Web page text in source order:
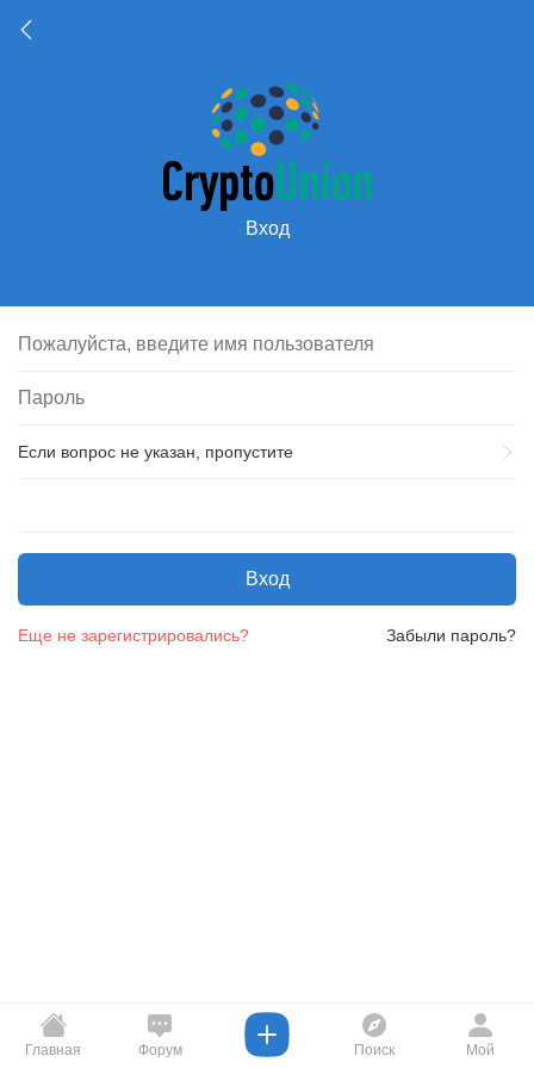
Вход
Если вопрос не указан, пропустите
Вход
Забыли пароль?
Еще не зарегистрировались?
Главная Форум Поиск Мой